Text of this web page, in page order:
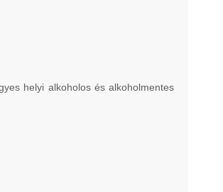
helyi alkoholos és alkoholmentes